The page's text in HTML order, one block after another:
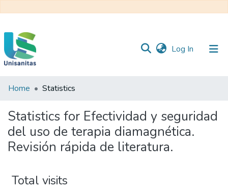
Log In (current)
Biblioteca
Home Statistics
Statistics for Efectividad y seguridad
del uso de terapia diamagnética.
Revisión rápida de literatura.
Total visits